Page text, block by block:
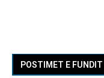
POSTIMET E FUNDIT